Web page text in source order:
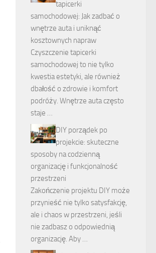
tapicerki
samochodowej: Jak zadbać o
wnętrze auta i uniknąć
kosztownych napraw
Czyszczenie tapicerki
samochodowej to nie tylko
kwestia estetyki, ale również
dbałość o zdrowie i komfort
podróży. Wnętrze auta często
staje …
DIY porządek po
projekcie: skuteczne
sposoby na codzienną
organizację i funkcjonalność
przestrzeni
Zakończenie projektu DIY może
przynieść nie tylko satysfakcję,
ale i chaos w przestrzeni, jeśli
nie zadbasz o odpowiednią
organizację. Aby …